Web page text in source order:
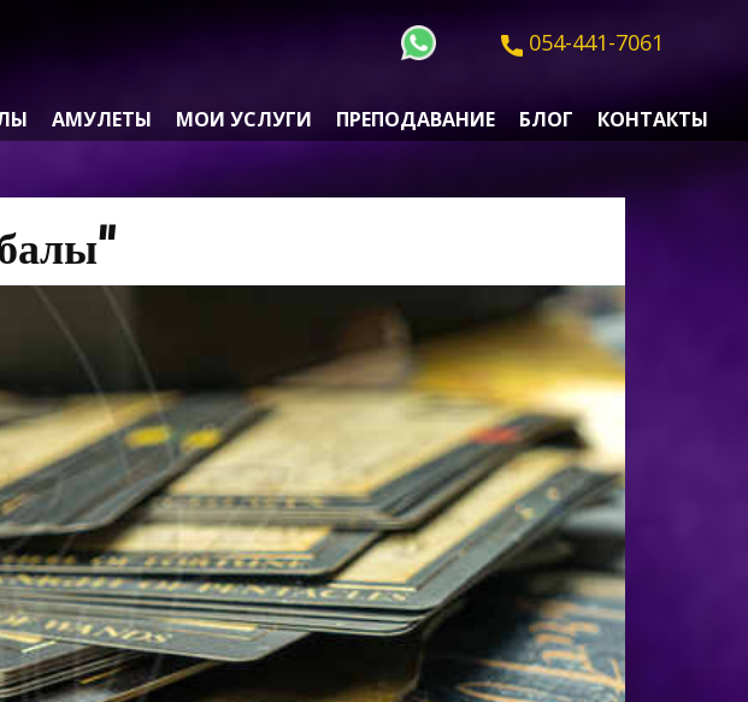
054-441-7061
АМУЛЕТЫ МОИ УСЛУГИ ПРЕПОДАВАНИЕ БЛОГ КОНТАКТЫ